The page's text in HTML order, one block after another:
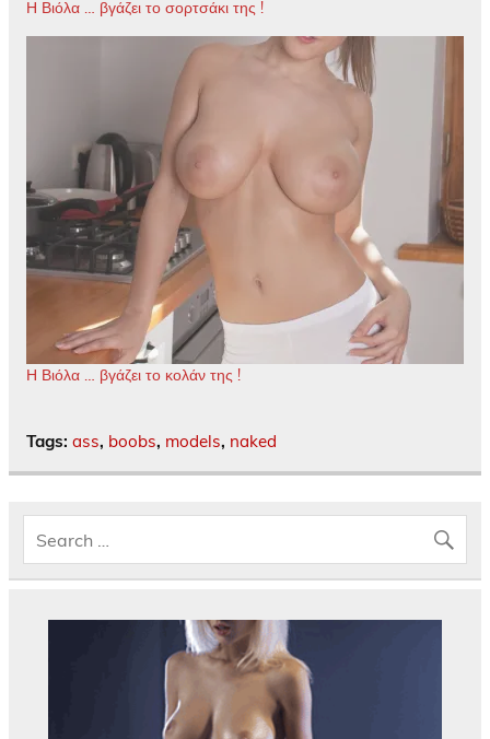
Η Βιόλα … βγάζει το σορτσάκι της !
Η Βιόλα … βγάζει το κολάν της !
Tags: ass, boobs, models, naked